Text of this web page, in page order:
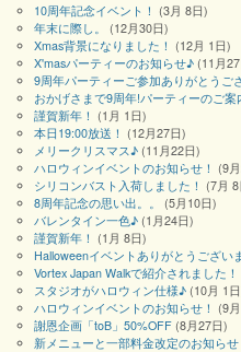
10周年記念イベント！ (3月 8日)
年末に際し。
(12月30日)
Xmas背景になりました！ (12月 1日)
X'masパーティーのお知らせ♪ (11月
9周年パーティーご参加ありがとうご
おかげさまで9周年!パーティーのご案
謹賀新年！ (1月 1日)
本日19:00放送！ (12月27日)
メリークリスマス♪ (11月22日)
ハロウィンイベントのお知らせ！ (9
シリコンバスト入荷しました！ (7月
8周年記念の思い出。。
(5月10日)
バレンタイン一色♪ (1月24日)
謹賀新年！ (1月 8日)
Halloweenイベントありがとうござい
Vortex Japan Walkで紹介されました！
スタジオがハロウィン仕様♪ (10月 1
ハロウィンイベントのお知らせ！ (9
謝恩企画「toB」50%OFF (8月27日)
新メニューと一部料金改定のお知らせ